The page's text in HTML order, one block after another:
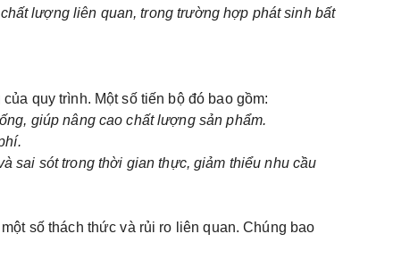
lượng liên quan, trong trường hợp phát sinh bất
quy trình. Một số tiến bộ đó bao gồm:
giúp nâng cao chất lượng sản phẩm.
sai sót trong thời gian thực, giảm thiểu nhu cầu
số thách thức và rủi ro liên quan. Chúng bao